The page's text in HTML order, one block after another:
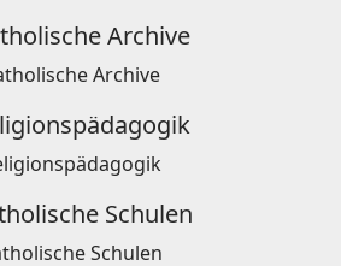
Archive
Schulen